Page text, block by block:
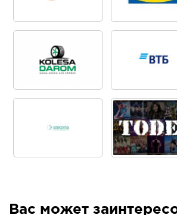
Вас может